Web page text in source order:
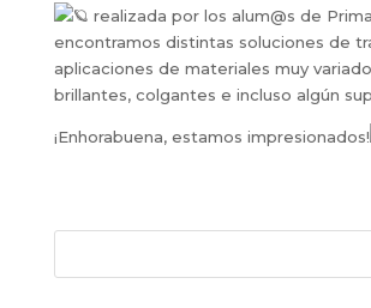
realizada por los alum@s de
encontramos distintas soluciones de
aplicaciones de materiales muy
brillantes, colgantes e incluso algún
¡Enhorabuena, estamos impresionados!